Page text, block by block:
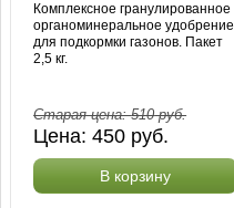
Комплексное гранулированное
органоминеральное удобрение
для подкормки газонов. Пакет
2,5 кг.
Старая цена:510руб.
Цена:450 руб.
В корзину